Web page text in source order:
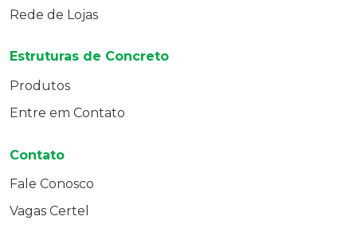
Rede de Lojas
Estruturas de Concreto
Produtos
Entre em Contato
Contato
Fale Conosco
Vagas Certel